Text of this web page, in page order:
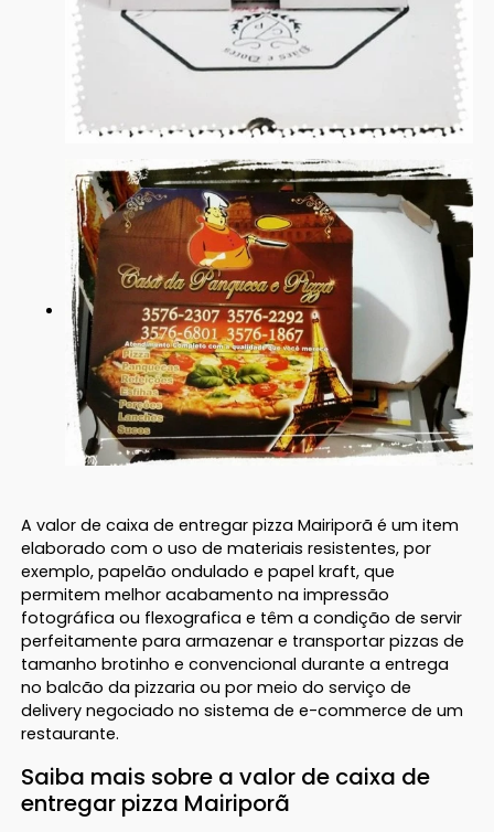
A valor de caixa de entregar pizza Mairiporã é um item
elaborado com o uso de materiais resistentes, por
exemplo, papelão ondulado e papel kraft, que
permitem melhor acabamento na impressão
fotográfica ou flexografica e têm a condição de servir
perfeitamente para armazenar e transportar pizzas de
tamanho brotinho e convencional durante a entrega
no balcão da pizzaria ou por meio do serviço de
delivery negociado no sistema de e-commerce de um
restaurante.
Saiba mais sobre a valor de caixa de
entregar pizza Mairiporã